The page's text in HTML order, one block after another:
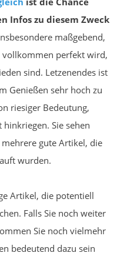
Infos zu diesem Zweck
maßgebend,
vollkommen perfekt wird,
sind. Letzenendes ist
Genießen sehr hoch zu
riesiger Bedeutung,
hinkriegen. Sie sehen
gute Artikel, die
wurden.
Artikel, die potentiell
Falls Sie noch weiter
Sie noch vielmehr
bedeutend dazu sein